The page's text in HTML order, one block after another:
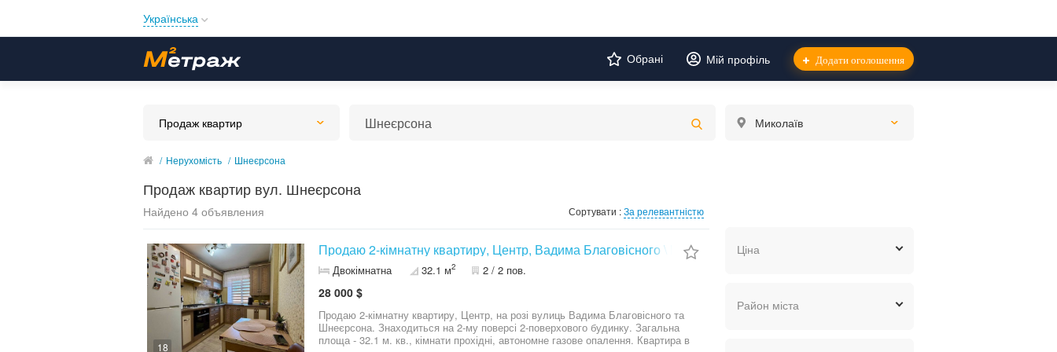
Українська
Українська
Обрані Мій профіль Додати оголошення
Продаж квартир Миколаїв
/ Нерухомість / Шнеєрсона
Продаж квартир вул. Шнеєрсона
Найдено 4 объявления Сортувати :За релевантністю
18
Продаю 2-кімнатну квартиру, Центр, Вадима Благовісного \ Шнеєрсона. Ц5
Двокімнатна 32.1 м2 2 / 2 пов.
28 000 $
Продаю 2-кімнатну квартиру, Центр, на розі вулиць Вадима Благовісного та
Шнеєрсона. Знаходиться на 2-му поверсі 2-поверхового будинку. Загальна
площа - 32.1 м. кв., кімнати прохідні, автономне газове опалення. Квартира в
Ціна
Район міста